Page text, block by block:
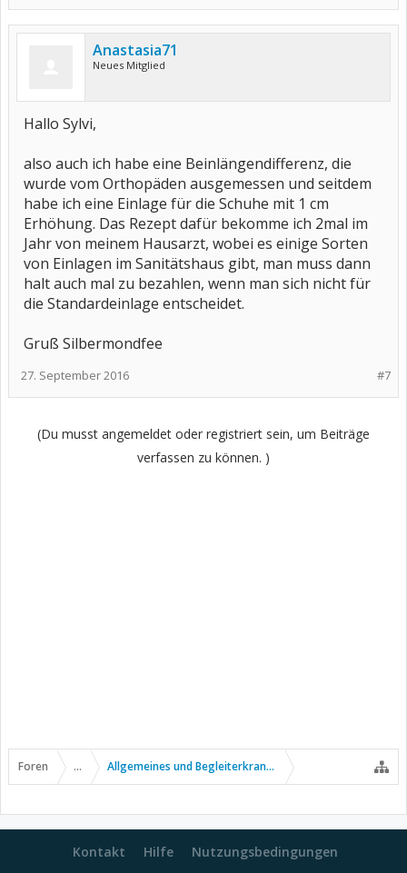
Anastasia71
Neues Mitglied
Hallo Sylvi,
also auch ich habe eine Beinlängendifferenz, die
wurde vom Orthopäden ausgemessen und seitdem
habe ich eine Einlage für die Schuhe mit 1 cm
Erhöhung. Das Rezept dafür bekomme ich 2mal im
Jahr von meinem Hausarzt, wobei es einige Sorten
von Einlagen im Sanitätshaus gibt, man muss dann
halt auch mal zu bezahlen, wenn man sich nicht für
die Standardeinlage entscheidet.
Gruß Silbermondfee
#7
27. September 2016
(Du musst angemeldet oder registriert sein, um Beiträge
verfassen zu können. )
Foren ... Allgemeines und Begleiterkrankungen
Kontakt Hilfe Nutzungsbedingungen